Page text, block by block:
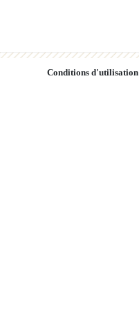
Conditions d'utilisation